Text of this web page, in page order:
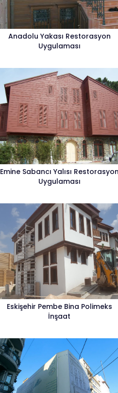
Anadolu Yakası Restorasyon
Uygulaması
Emine Sabancı Yalısı Restorasyon
Uygulaması
Eskişehir Pembe Bina Polimeks
İnşaat